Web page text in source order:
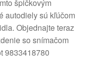
špičkovým
autodiely sú kľúčom
Objednajte teraz
so snímačom
9833418780